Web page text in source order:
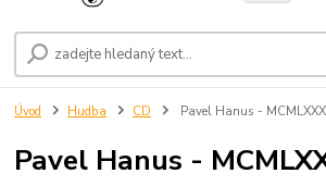
Úvod Hudba CD Pavel Hanus -
Pavel Hanus -